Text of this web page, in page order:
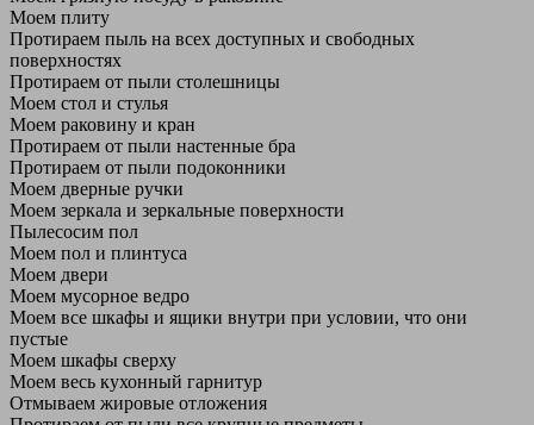
Моем плиту
Протираем пыль на всех доступных и свободных
поверхностях
Протираем от пыли столешницы
Моем стол и стулья
Моем раковину и кран
Протираем от пыли настенные бра
Протираем от пыли подоконники
Моем дверные ручки
Моем зеркала и зеркальные поверхности
Пылесосим пол
Моем пол и плинтуса
Моем двери
Моем мусорное ведро
Моем все шкафы и ящики внутри при условии, что они
пустые
Моем шкафы сверху
Моем весь кухонный гарнитур
Отмываем жировые отложения